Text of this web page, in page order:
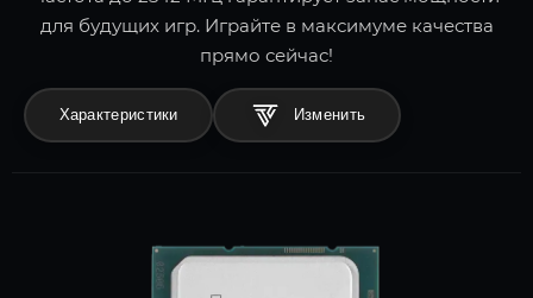
для будущих игр. Играйте в максимуме качества
прямо сейчас!
Характеристики